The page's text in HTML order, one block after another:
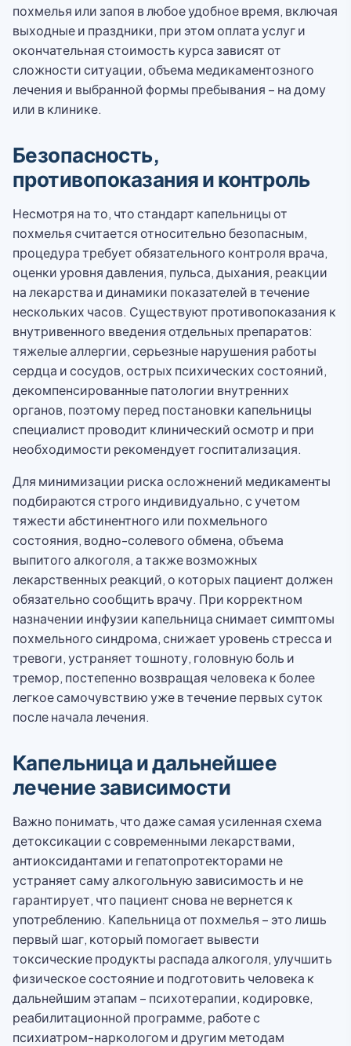
похмелья или запоя в любое удобное время, включая
выходные и праздники, при этом оплата услуг и
окончательная стоимость курса зависят от
сложности ситуации, объема медикаментозного
лечения и выбранной формы пребывания – на дому
или в клинике.
Безопасность,
противопоказания и контроль
Несмотря на то, что стандарт капельницы от
похмелья считается относительно безопасным,
процедура требует обязательного контроля врача,
оценки уровня давления, пульса, дыхания, реакции
на лекарства и динамики показателей в течение
нескольких часов. Существуют противопоказания к
внутривенного введения отдельных препаратов:
тяжелые аллергии, серьезные нарушения работы
сердца и сосудов, острых психических состояний,
декомпенсированные патологии внутренних
органов, поэтому перед постановки капельницы
специалист проводит клинический осмотр и при
необходимости рекомендует госпитализация.
Для минимизации риска осложнений медикаменты
подбираются строго индивидуально, с учетом
тяжести абстинентного или похмельного
состояния, водно-солевого обмена, объема
выпитого алкоголя, а также возможных
лекарственных реакций, о которых пациент должен
обязательно сообщить врачу. При корректном
назначении инфузии капельница снимает симптомы
похмельного синдрома, снижает уровень стресса и
тревоги, устраняет тошноту, головную боль и
тремор, постепенно возвращая человека к более
легкое самочувствию уже в течение первых суток
после начала лечения.
Капельница и дальнейшее
лечение зависимости
Важно понимать, что даже самая усиленная схема
детоксикации с современными лекарствами,
антиоксидантами и гепатопротекторами не
устраняет саму алкогольную зависимость и не
гарантирует, что пациент снова не вернется к
употреблению. Капельница от похмелья – это лишь
первый шаг, который помогает вывести
токсические продукты распада алкоголя, улучшить
физическое состояние и подготовить человека к
дальнейшим этапам – психотерапии, кодировке,
реабилитационной программе, работе с
психиатром-наркологом и другим методам